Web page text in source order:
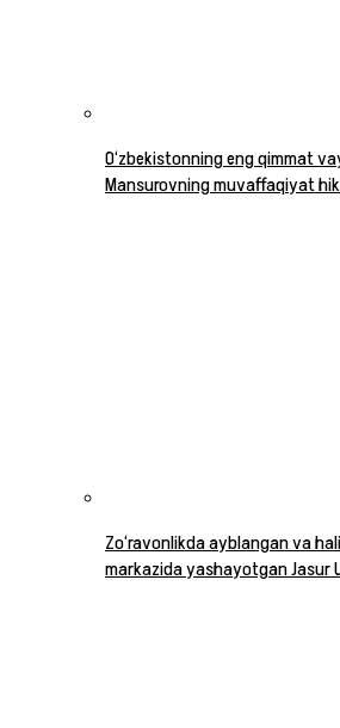
O‘zbekistonning eng qimmat
Mansurovning muvaffaqiyat
Zo‘ravonlikda ayblangan va
markazida yashayotgan Jasur